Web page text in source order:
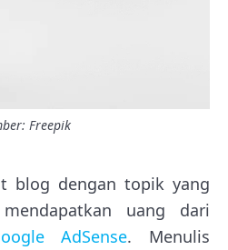
Freepik
blog dengan topik yang
uang dari
AdSense. Menulis